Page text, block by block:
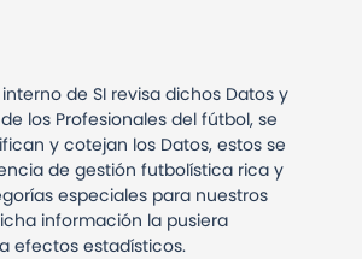
de SI revisa dichos Datos y
los Profesionales del fútbol, se
y cotejan los Datos, estos se
de gestión futbolística rica y
especiales para nuestros
información la pusiera
efectos estadísticos.